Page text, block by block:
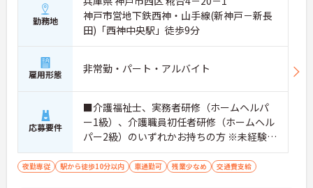
勤務地
神戸市営地下鉄西神・山手線(新神戸－新長
田)「西神中央駅」徒歩9分
雇用形態 非常勤・パート・アルバイト
応募要件
■介護福祉士、実務者研修（ホームヘルパ
ー1級）、介護職員初任者研修（ホームヘル
パー2級）のいずれかお持ちの方 ※未経験者
応相談
夜勤専従 駅から徒歩10分以内 車通勤可 残業少なめ 交通費支給